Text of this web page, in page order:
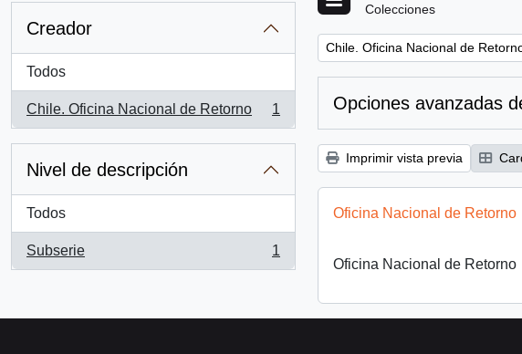
Creador
Todos
Chile. Oficina Nacional de Retorno
, 1 resultados
1
Nivel de descripción
Todos
Subserie
, 1 resultados
1
Colecciones
Remove filter:
Chile. Oficina Nacional de
Opciones avanzadas
Imprimir vista previa
Oficina Nacional de Retorno
Oficina Nacional de Retorno